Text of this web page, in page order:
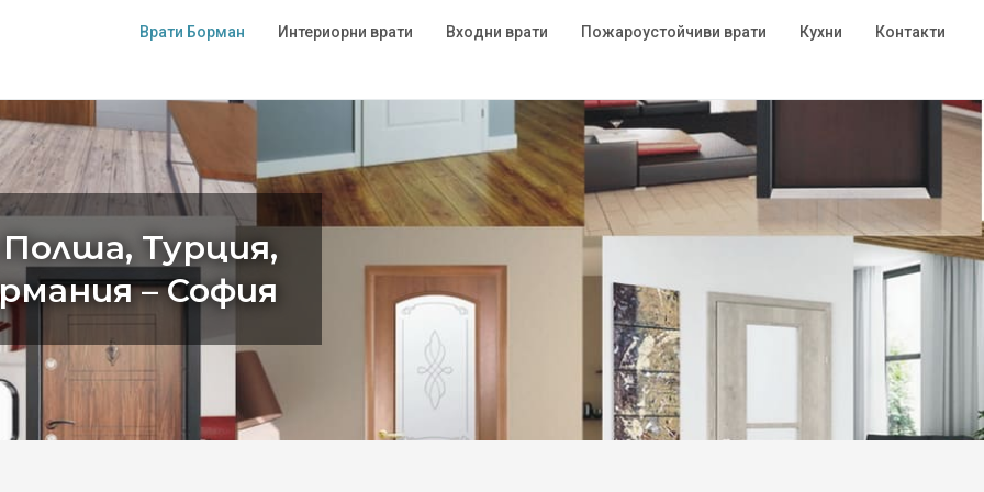
Врати Борман Интериорни врати Входни врати Пожароустойчиви врати Кухни Контакти
Турция,
– София